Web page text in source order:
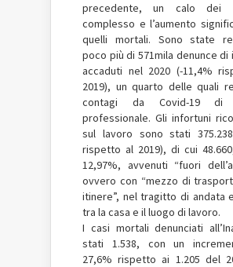
precedente, un calo dei
complesso e l’aumento
quelli mortali. Sono state
poco più di 571mila denunce di
accaduti nel 2020 (-11,4%
2019), un quarto delle quali
contagi da Covid-19 di
professionale. Gli infortuni
sul lavoro sono stati
rispetto al 2019), di cui
12,97%, avvenuti “fuori
ovvero con “mezzo di
itinere”, nel tragitto di andata
tra la casa e il luogo di lavoro.
I casi mortali denunciati
stati 1.538, con un
27,6% rispetto ai 1.205 del